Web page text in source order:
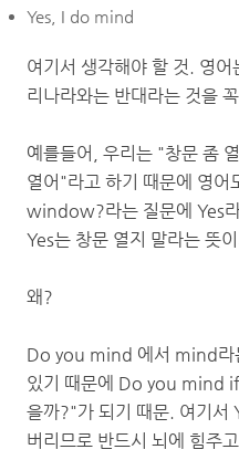
Yes, I do mind
여기서 생각해야 할 것. 영
리나라와는 반대라는 것을
예를들어, 우리는 "창문 좀
열어"라고 하기 때문에 영
window?라는 질문에 Yes
Yes는 창문 열지 말라는 뜻
왜?
Do you mind 에서 mind라
있기 때문에 Do you mind
을까?"가 되기 때문. 여기서
버리므로 반드시 뇌에 힘주